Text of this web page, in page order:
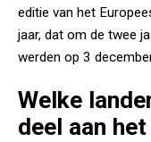
editie van het
jaar, dat om de twee
werden op 3
Welke
deel aan